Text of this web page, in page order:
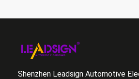
Shenzhen Leadsign Automotive